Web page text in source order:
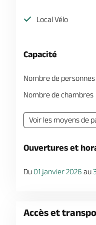
Local Vélo
Capacité
Nombre de personnes
Nombre de chambres
Voir les moyens de
Ouvertures et
Du 01 janvier 2026 au
Accès et